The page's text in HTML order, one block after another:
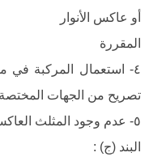
أو عاكس الأنوار
المقررة
٤- استعمال المركبة
تصریح من الجھات المختصة
٥- عدم وجود المثلث العاكس للضوء في المركبة
البند (ج) :